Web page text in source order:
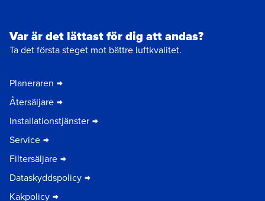
Var är det lättast för dig att andas?
Ta det första steget mot bättre luftkvalitet.
Planeraren
Återsäljare
Installationstjänster
Service
Filtersäljare
Dataskyddspolicy
Kakpolicy